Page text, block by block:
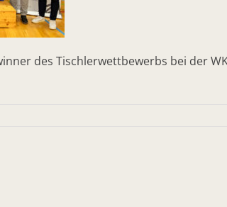
des Tischlerwettbewerbs bei der